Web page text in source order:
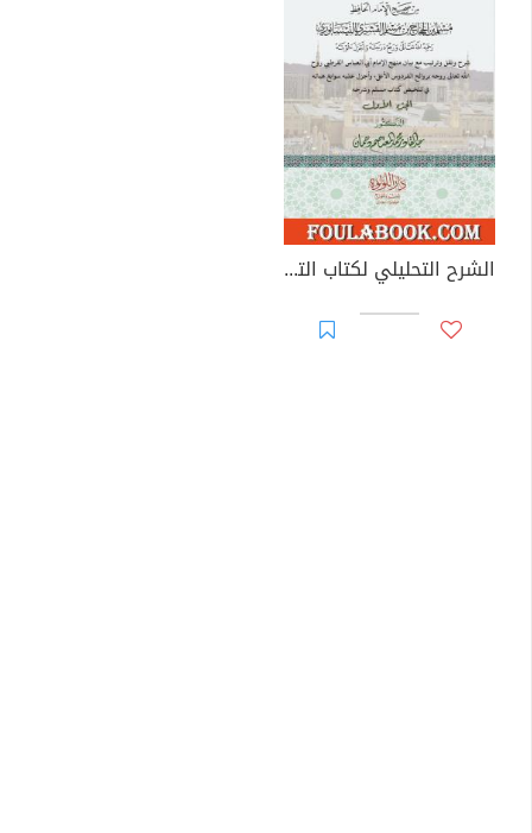
الشرح التحليلي لكتاب التفسير من صحيح مسلم بن الحجاج - الجزء الأول